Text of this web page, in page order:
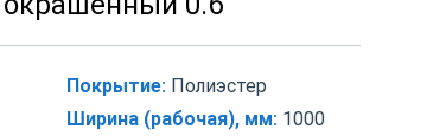
Покрытие: Полиэстер
Ширина (рабочая), мм: 1000